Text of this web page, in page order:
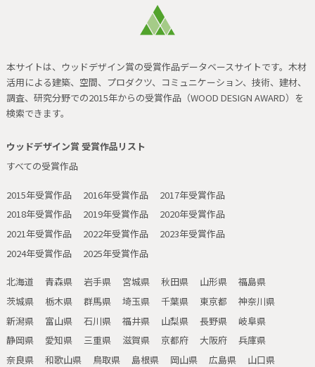
本サイトは、ウッドデザイン賞の受賞作品データベースサイトです。 木材
活用による建築、空間、プロダクツ、コミュニケーション、技術、建材、
調査、研究分野での2015年からの受賞作品（WOOD DESIGN AWARD）を
検索できます。
ウッドデザイン賞 受賞作品リスト
すべての受賞作品
2015年受賞作品 2016年受賞作品
2017年受賞作品
2018年受賞作品
2019年受賞作品
2020年受賞作品
2021年受賞作品
2022年受賞作品
2023年受賞作品
2024年受賞作品
2025年受賞作品
北海道 青森県 岩手県 宮城県 秋田県 山形県
福島県
茨城県
栃木県 群馬県 埼玉県 千葉県 東京都
神奈川県
新潟県
富山県 石川県 福井県 山梨県 長野県
岐阜県
静岡県
愛知県 三重県 滋賀県 京都府 大阪府
兵庫県
奈良県
和歌山県 鳥取県 島根県 岡山県 広島県 山口県